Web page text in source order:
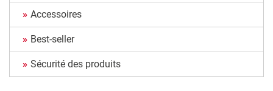
Accessoires
Best-seller
Sécurité des produits